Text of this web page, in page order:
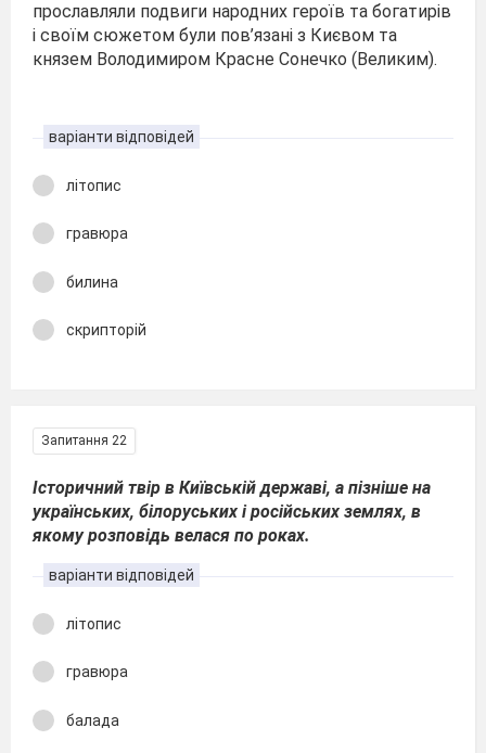
прославляли подвиги народних героїв та богатирів
і своїм сюжетом були пов’язані з Києвом та
князем Володимиром Красне Сонечко (Великим).
варіанти відповідей
літопис
гравюра
билина
скрипторій
Запитання 22
Історичний твір в Київській державі, а пізніше на
українських, білоруських і російських землях, в
якому розповідь велася по роках.
варіанти відповідей
літопис
гравюра
балада